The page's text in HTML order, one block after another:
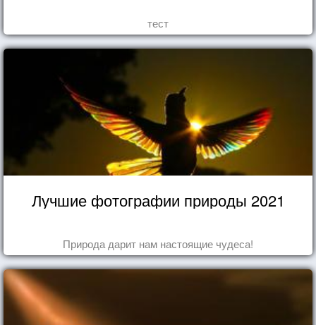
тест
Лучшие фотографии природы 2021
Природа дарит нам настоящие чудеса!